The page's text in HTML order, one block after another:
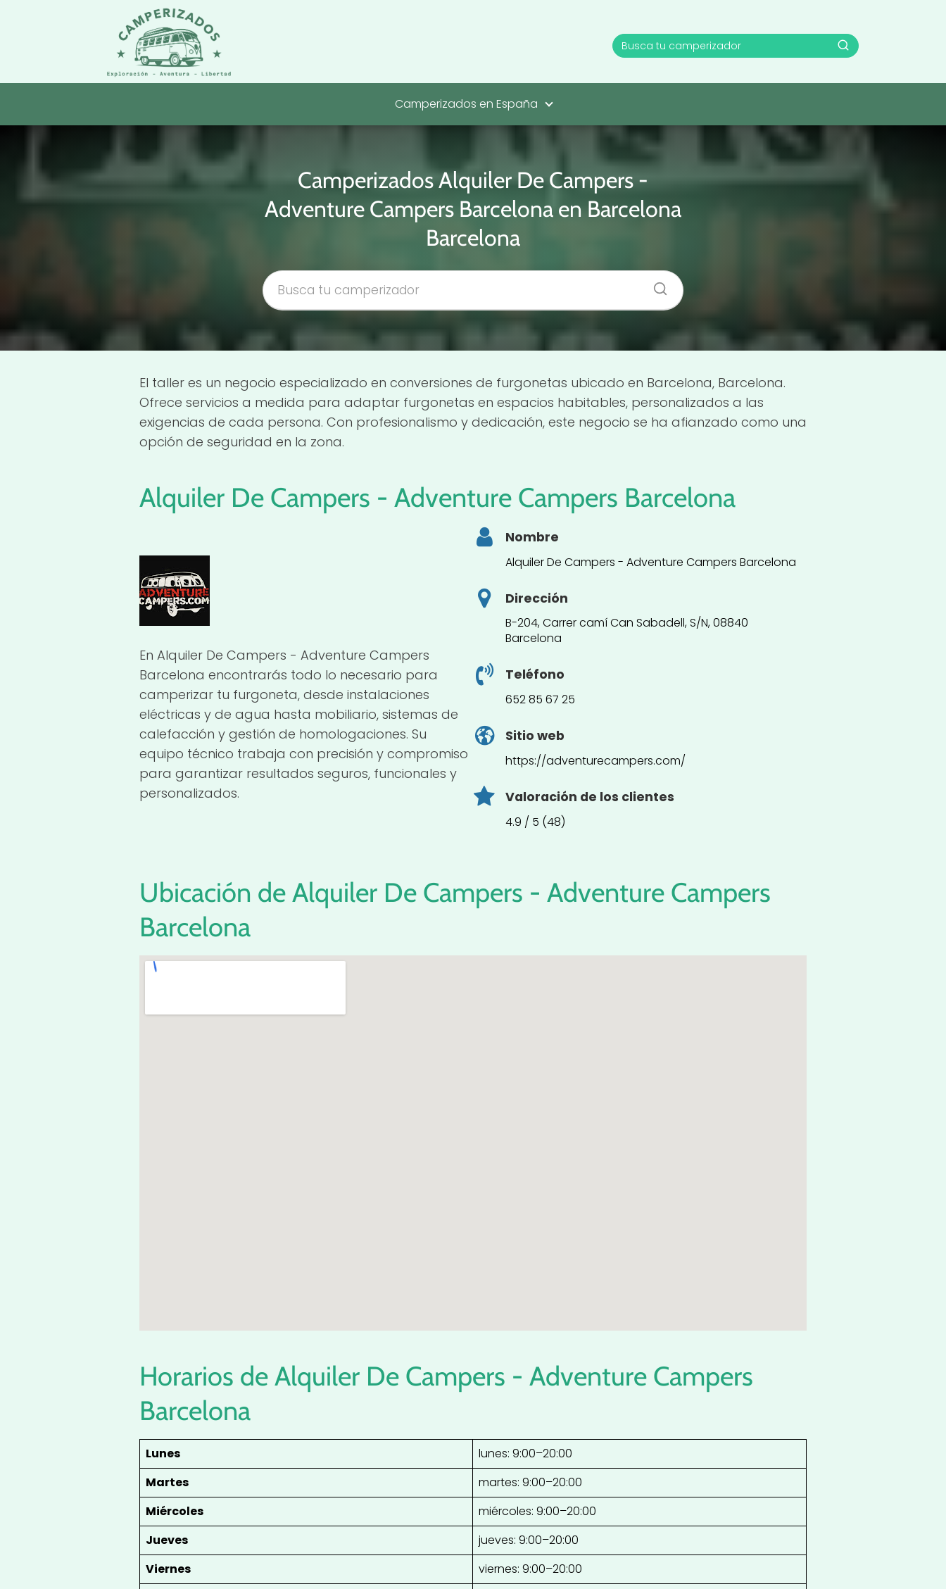
Camperizados en España
Camperizados Alquiler De Campers -
Adventure Campers Barcelona en Barcelona
Barcelona
El taller es un negocio especializado en conversiones de furgonetas ubicado en Barcelona, Barcelona.
Ofrece servicios a medida para adaptar furgonetas en espacios habitables, personalizados a las
exigencias de cada persona. Con profesionalismo y dedicación, este negocio se ha afianzado como una
opción de seguridad en la zona.
Alquiler De Campers - Adventure Campers Barcelona
En Alquiler De Campers - Adventure Campers
Barcelona encontrarás todo lo necesario para
camperizar tu furgoneta, desde instalaciones
eléctricas y de agua hasta mobiliario, sistemas de
calefacción y gestión de homologaciones. Su
equipo técnico trabaja con precisión y compromiso
para garantizar resultados seguros, funcionales y
personalizados.
Nombre
Alquiler De Campers - Adventure Campers Barcelona
Dirección
B-204, Carrer camí Can Sabadell, S/N, 08840
Barcelona
Teléfono
652 85 67 25
Sitio web
https://adventurecampers.com/
Valoración de los clientes
4.9 / 5 (48)
Ubicación de Alquiler De Campers - Adventure Campers
Barcelona
Horarios de Alquiler De Campers - Adventure Campers
Barcelona
Lunes
lunes: 9:00–20:00
Martes
martes: 9:00–20:00
Miércoles
miércoles: 9:00–20:00
Jueves
jueves: 9:00–20:00
Viernes
viernes: 9:00–20:00